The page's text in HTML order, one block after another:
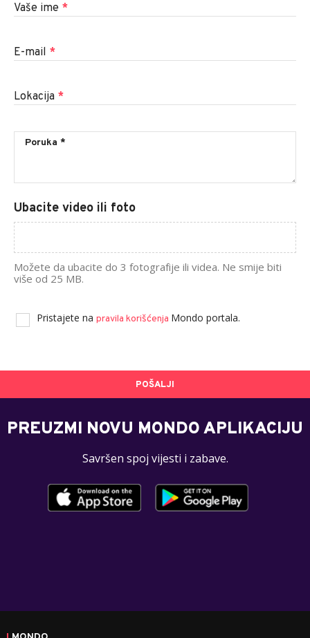
Vaše ime *
E-mail *
Lokacija *
Ubacite video ili foto
Možete da ubacite do 3 fotografije ili videa. Ne smije biti
više od 25 MB.
Pristajete na pravila korišćenja Mondo portala.
POŠALJI
PREUZMI NOVU MONDO APLIKACIJU
Savršen spoj vijesti i zabave.